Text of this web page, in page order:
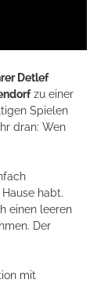
Detlef
zu einer
Spielen
dran: Wen
habt.
einen leeren
Der
mit